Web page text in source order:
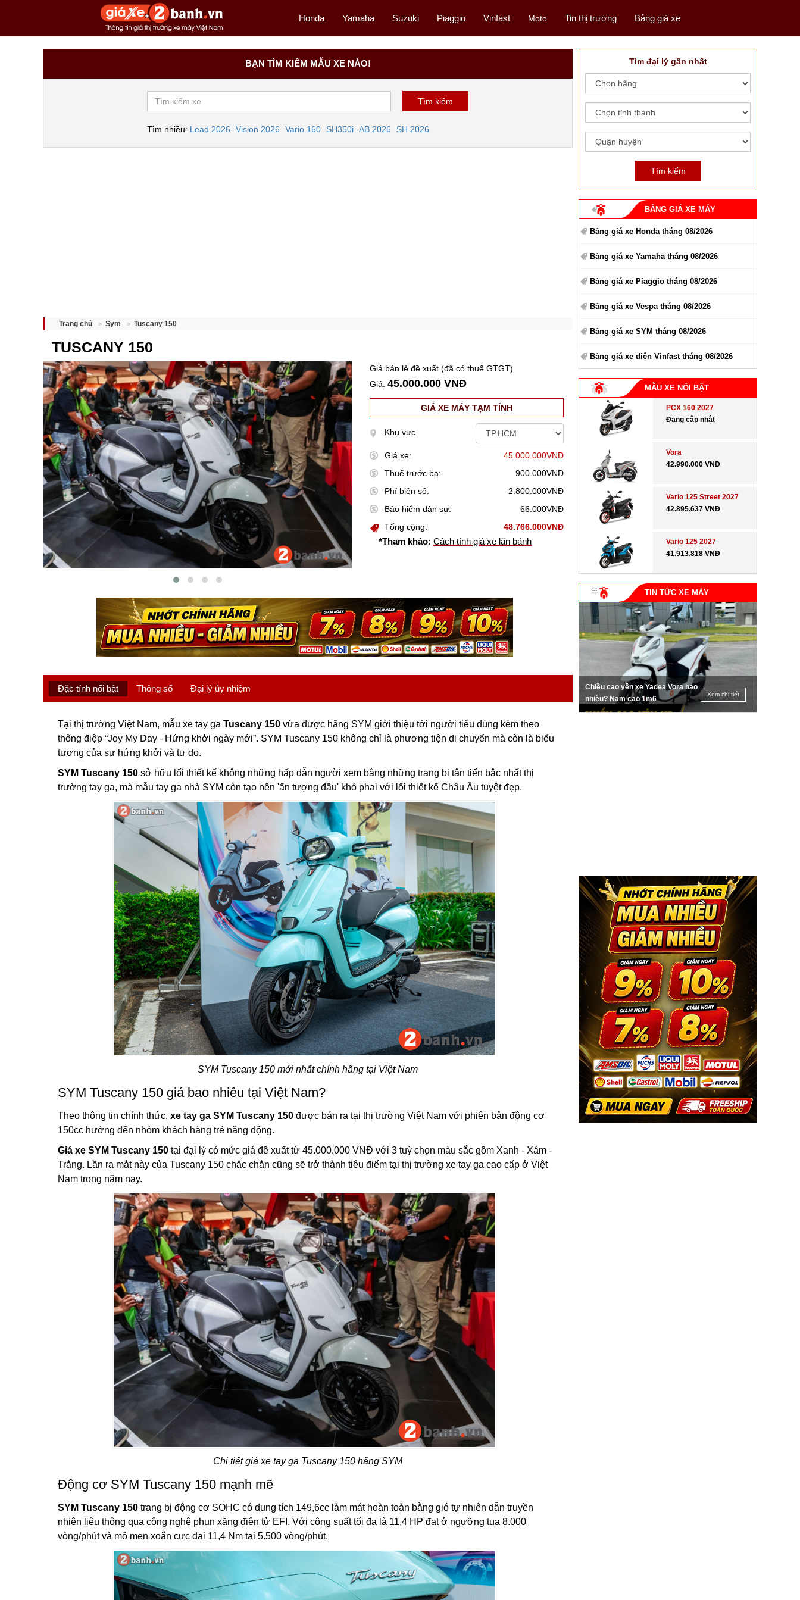
Honda Yamaha Suzuki Piaggio Vinfast Moto Tin thị trường Bảng giá xe
BẠN TÌM KIẾM MẪU XE NÀO!
Tìm nhiều: Lead 2026 Vision 2026 Vario 160 SH350i AB 2026 SH 2026
Trang chủ Sym Tuscany 150
TUSCANY 150
Giá bán lẻ đề xuất (đã có thuế GTGT)
Giá:45.000.000 VNĐ
GIÁ XE MÁY TẠM TÍNH
Khu vực
Giá xe:
45.000.000VNĐ
Thuế trước bạ:
900.000VNĐ
Phí biển số:
2.800.000VNĐ
Bảo hiểm dân sự:
66.000VNĐ
Tổng cộng:
48.766.000VNĐ
*Tham khảo: Cách tính giá xe lăn bánh
Đặc tính nổi bật Thông số Đại lý ủy nhiệm
Tại thị trường Việt Nam, mẫu xe tay ga Tuscany 150 vừa được hãng SYM giới thiệu tới người tiêu dùng kèm theo
thông điệp “Joy My Day - Hứng khởi ngày mới”. SYM Tuscany 150 không chỉ là phương tiện di chuyển mà còn là biểu
tượng của sự hứng khởi và tự do.
SYM Tuscany 150 sở hữu lối thiết kế không những hấp dẫn người xem bằng những trang bị tân tiến bậc nhất thị
trường tay ga, mà mẫu tay ga nhà SYM còn tạo nên 'ấn tượng đầu' khó phai với lối thiết kế Châu Âu tuyệt đẹp.
SYM Tuscany 150 mới nhất chính hãng tại Việt Nam
SYM Tuscany 150 giá bao nhiêu tại Việt Nam?
Theo thông tin chính thức, xe tay ga SYM Tuscany 150 được bán ra tại thị trường Việt Nam với phiên bản động cơ
150cc hướng đến nhóm khách hàng trẻ năng động.
Giá xe SYM Tuscany 150 tại đại lý có mức giá đề xuất từ 45.000.000 VNĐ với 3 tuỳ chọn màu sắc gồm Xanh - Xám -
Trắng. Lần ra mắt này của Tuscany 150 chắc chắn cũng sẽ trở thành tiêu điểm tại thị trường xe tay ga cao cấp ở Việt
Nam trong năm nay.
Chi tiết giá xe tay ga Tuscany 150 hãng SYM
Động cơ SYM Tuscany 150 mạnh mẽ
SYM Tuscany 150 trang bị động cơ SOHC có dung tích 149,6cc làm mát hoàn toàn bằng gió tự nhiên dẫn truyền
nhiên liệu thông qua công nghệ phun xăng điện tử EFI. Với công suất tối đa là 11,4 HP đạt ở ngưỡng tua 8.000
vòng/phút và mô men xoắn cực đại 11,4 Nm tại 5.500 vòng/phút.
Tìm đại lý gần nhất
BẢNG GIÁ XE MÁY
Bảng giá xe Honda tháng 08/2026
Bảng giá xe Yamaha tháng 08/2026
Bảng giá xe Piaggio tháng 08/2026
Bảng giá xe Vespa tháng 08/2026
Bảng giá xe SYM tháng 08/2026
Bảng giá xe điện Vinfast tháng 08/2026
MẪU XE NỔI BẬT
PCX 160 2027
Đang cập nhật
Vora
42.990.000 VNĐ
Vario 125 Street 2027
42.895.637 VNĐ
Vario 125 2027
41.913.818 VNĐ
TIN TỨC XE MÁY
Chiều cao yên xe Yadea Vora bao
nhiêu? Nam cao 1m6
Xem chi tiết